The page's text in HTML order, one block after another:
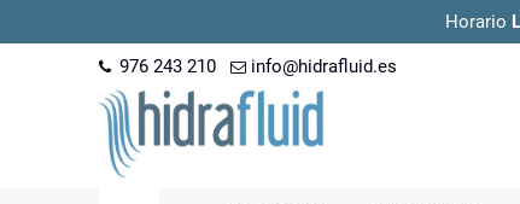
Horario
976 243 210 info@hidrafluid.es